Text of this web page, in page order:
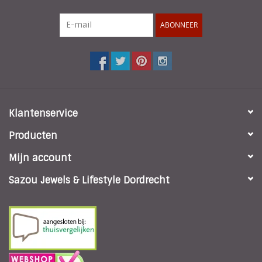
ABONNEER
Klantenservice
Producten
Mijn account
Sazou Jewels & Lifestyle Dordrecht